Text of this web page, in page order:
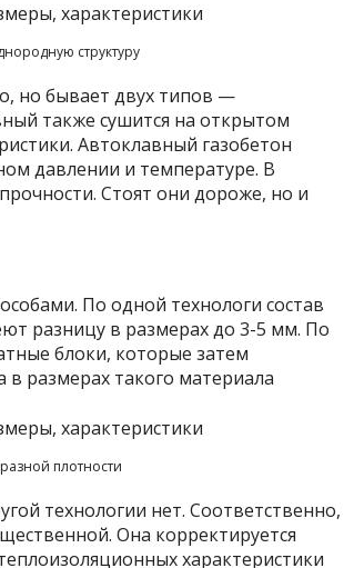
структуру
но бывает двух типов —
также сушится на открытом
Автоклавный газобетон
давлении и температуре. В
Стоят они дороже, но и
По одной технологи состав
разницу в размерах до 3-5 мм. По
блоки, которые затем
размерах такого материала
плотности
технологии нет. Соответственно,
Она корректируется
характеристики